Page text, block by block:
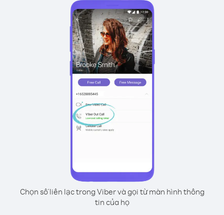
Chọn số liên lạc trong Viber và gọi từ màn hình thông
tin của họ